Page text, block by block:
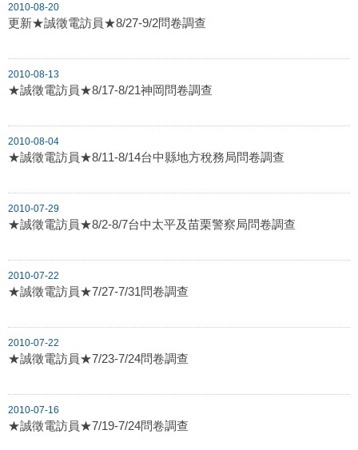
2010-08-20
更新★誠徵電訪員★8/27-9/2問卷調查
2010-08-13
★誠徵電訪員★8/17-8/21神岡問卷調查
2010-08-04
★誠徵電訪員★8/11-8/14台中縣地方稅務局問卷調查
2010-07-29
★誠徵電訪員★8/2-8/7台中太平及苗栗警察局問卷調查
2010-07-22
★誠徵電訪員★7/27-7/31問卷調查
2010-07-22
★誠徵電訪員★7/23-7/24問卷調查
2010-07-16
★誠徵電訪員★7/19-7/24問卷調查